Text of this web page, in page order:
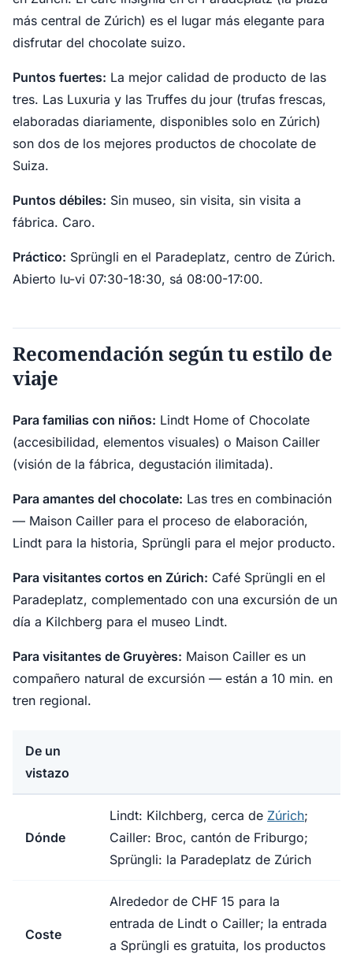
más central de Zúrich) es el lugar más elegante para
disfrutar del chocolate suizo.
Puntos fuertes: La mejor calidad de producto de las
tres. Las Luxuria y las Truffes du jour (trufas frescas,
elaboradas diariamente, disponibles solo en Zúrich)
son dos de los mejores productos de chocolate de
Suiza.
Puntos débiles: Sin museo, sin visita, sin visita a
fábrica. Caro.
Práctico: Sprüngli en el Paradeplatz, centro de Zúrich.
Abierto lu-vi 07:30-18:30, sá 08:00-17:00.
Recomendación según tu estilo de
viaje
Para familias con niños: Lindt Home of Chocolate
(accesibilidad, elementos visuales) o Maison Cailler
(visión de la fábrica, degustación ilimitada).
Para amantes del chocolate: Las tres en combinación
— Maison Cailler para el proceso de elaboración,
Lindt para la historia, Sprüngli para el mejor producto.
Para visitantes cortos en Zúrich: Café Sprüngli en el
Paradeplatz, complementado con una excursión de un
día a Kilchberg para el museo Lindt.
Para visitantes de Gruyères: Maison Cailler es un
compañero natural de excursión — están a 10 min. en
tren regional.
De un
vistazo
Dónde
Lindt: Kilchberg, cerca de Zúrich;
Cailler: Broc, cantón de Friburgo;
Sprüngli: la Paradeplatz de Zúrich
Coste
Alrededor de CHF 15 para la
entrada de Lindt o Cailler; la entrada
a Sprüngli es gratuita, los productos